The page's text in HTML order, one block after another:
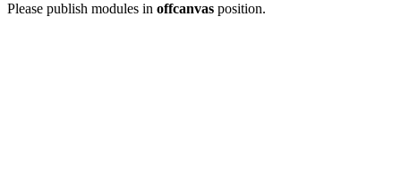
Please publish modules in offcanvas position.